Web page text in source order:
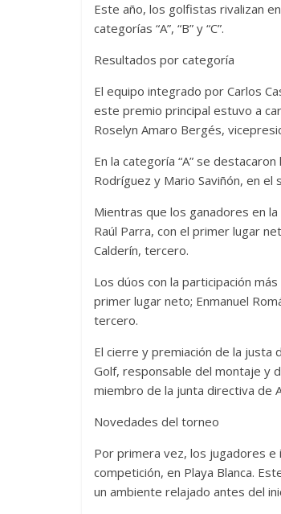
Este año, los golfistas rivalizan
categorías “A”, “B” y “C”.
Resultados por categoría
El equipo integrado por Carlos
este premio principal estuvo a
Roselyn Amaro Bergés,
En la categoría “A” se
Rodríguez y Mario Saviñón, en el
Mientras que los ganadores en
Raúl Parra, con el primer lugar
Calderín, tercero.
Los dúos con la participación
primer lugar neto; Enmanuel
tercero.
El cierre y premiación de la
Golf, responsable del montaje y
miembro de la junta directiva de
Novedades del torneo
Por primera vez, los jugadores e
competición, en Playa Blanca.
un ambiente relajado antes del